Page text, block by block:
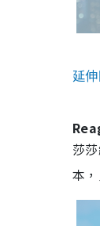
延
莎
本